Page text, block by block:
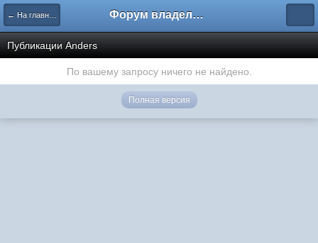
← На главную Форум владельцев интернет-магазинов
Публикации Anders
По вашему запросу ничего не найдено.
Полная версия